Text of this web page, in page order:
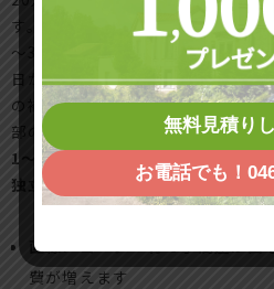
す。天然木やハードウッドは材料
～3割増になりやすいです。工期
日が目安ですが、敷地が狭い、重
の補修が必要などの場合は延びま
部の納まりは手間が増え、部材点
1～3割上振れしやすいです。ウッ
独立基礎を併用
すると安定し、長
直線＞コーナー有
で手間差が
費が増えます
無料見積り
お電話でも！